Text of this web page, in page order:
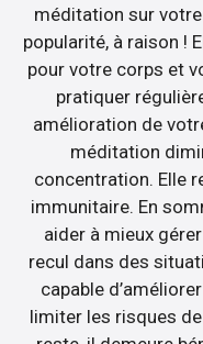
méditation sur
popularité, à raison !
pour votre corps et
pratiquer
amélioration de
méditation
concentration. Elle
immunitaire. En
aider à mieux
recul dans des
capable
limiter les risques